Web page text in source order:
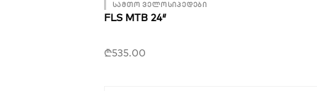
სამთო ველოსიპედები
FLS MTB 24″
₾535.00